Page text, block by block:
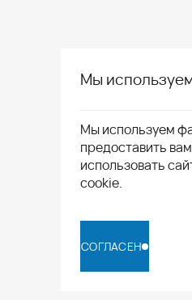
Мы
Мы используем
предоставить
использовать
cookie.
СОГЛАСЕН